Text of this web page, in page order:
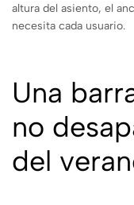
altura del asiento, el
necesita cada usuario.
Una
no
del